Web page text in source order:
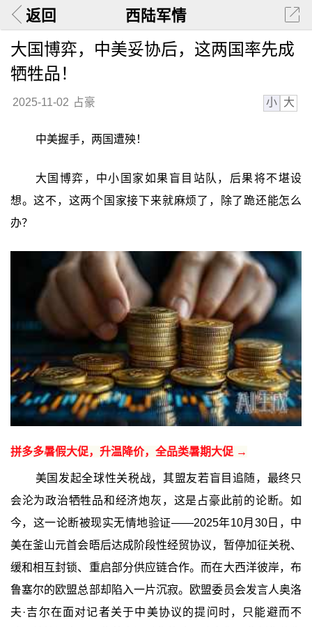
返回 西陆军情
大国博弈，中美妥协后，这两国率先成
牺牲品！
2025-11-02 占豪 小 大
中美握手，两国遭殃！
大国博弈，中小国家如果盲目站队，后果将不堪设
想。这不，这两个国家接下来就麻烦了，除了跪还能怎么
办？
拼多多暑假大促，升温降价，全品类暑期大促 →
美国发起全球性关税战，其盟友若盲目追随，最终只
会沦为政治牺牲品和经济炮灰，这是占豪此前的论断。如
今，这一论断被现实无情地验证——2025年10月30日，中
美在釜山元首会晤后达成阶段性经贸协议，暂停加征关税、
缓和相互封锁、重启部分供应链合作。而在大西洋彼岸，布
鲁塞尔的欧盟总部却陷入一片沉寂。欧盟委员会发言人奥洛
夫·吉尔在面对记者关于中美协议的提问时，只能避而不